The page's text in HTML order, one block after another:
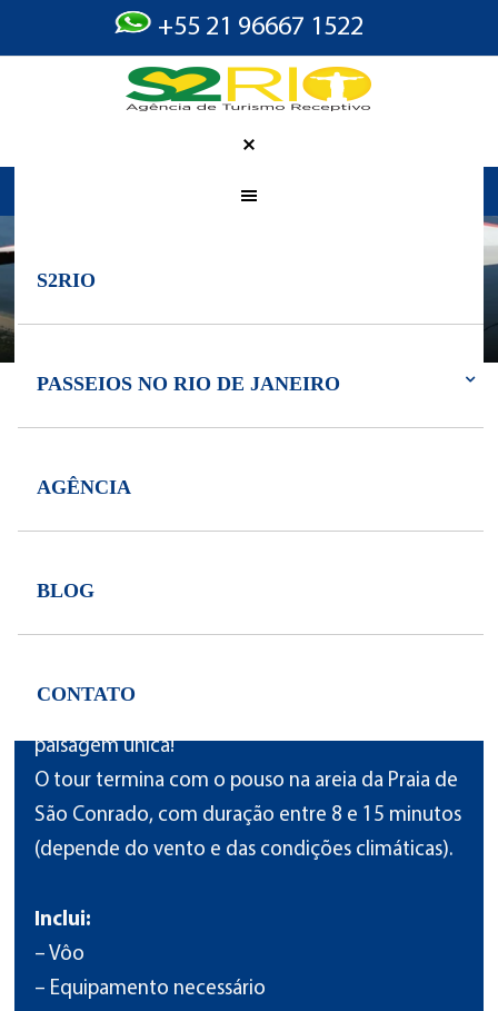
+55 21 96667 1522
S2RIO
PASSEIOS NO RIO DE JANEIRO
AGÊNCIA
BLOG
CONTATO
VOO DE ASA DELTA RIO DE JANEIRO
Pagamento em cartão: R$880,00 por pessoa.
paisagem única!
O tour termina com o pouso na areia da Praia de
São Conrado, com duração entre 8 e 15 minutos
(depende do vento e das condições climáticas).
Inclui:
– Vôo
– Equipamento necessário